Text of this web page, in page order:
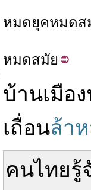
หมดยุคหมดส
หมดสมัย
บ้านเมือง
เถื่อนล้า
คนไทยรู้